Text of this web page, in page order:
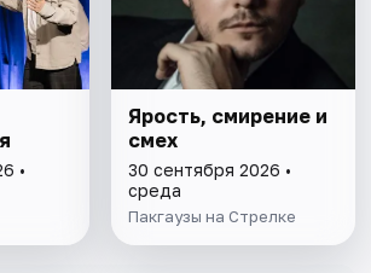
•
Ярость, смирение и
смех
30 сентября 2026 •
среда
Пакгаузы на Стрелке